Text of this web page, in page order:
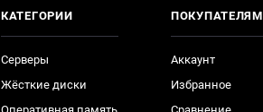
КАТЕГОРИИ
Серверы
Жёсткие диски
ПОКУПАТЕЛЯМ
Аккаунт
Избранное